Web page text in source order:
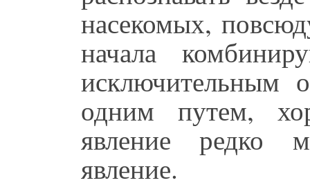
насекомых,
начала
исключительным
одним путем,
явление редко
явление.